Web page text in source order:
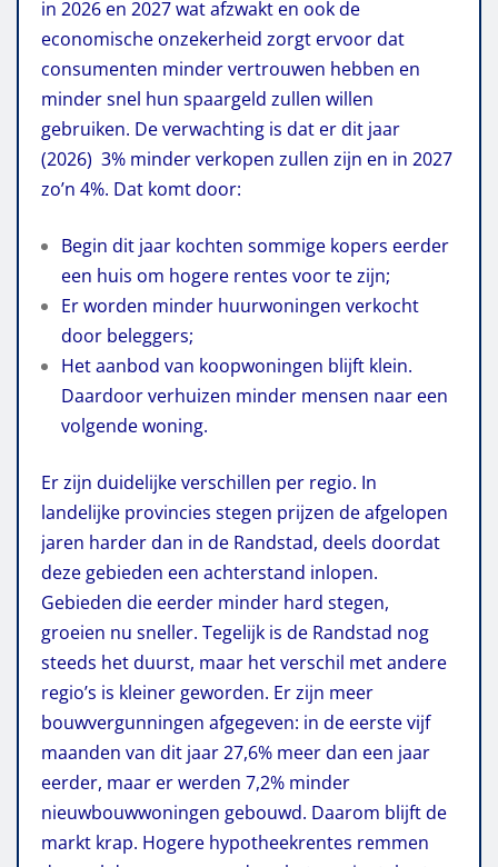
in 2026 en 2027 wat afzwakt en ook de
economische onzekerheid zorgt ervoor dat
consumenten minder vertrouwen hebben en
minder snel hun spaargeld zullen willen
gebruiken. De verwachting is dat er dit jaar
(2026) 3% minder verkopen zullen zijn en in 2027
zo’n 4%. Dat komt door:
Begin dit jaar kochten sommige kopers eerder
een huis om hogere rentes voor te zijn;
Er worden minder huurwoningen verkocht
door beleggers;
Het aanbod van koopwoningen blijft klein.
Daardoor verhuizen minder mensen naar een
volgende woning.
Er zijn duidelijke verschillen per regio. In
landelijke provincies stegen prijzen de afgelopen
jaren harder dan in de Randstad, deels doordat
deze gebieden een achterstand inlopen.
Gebieden die eerder minder hard stegen,
groeien nu sneller. Tegelijk is de Randstad nog
steeds het duurst, maar het verschil met andere
regio’s is kleiner geworden. Er zijn meer
bouwvergunningen afgegeven: in de eerste vijf
maanden van dit jaar 27,6% meer dan een jaar
eerder, maar er werden 7,2% minder
nieuwbouwwoningen gebouwd. Daarom blijft de
markt krap. Hogere hypotheekrentes remmen